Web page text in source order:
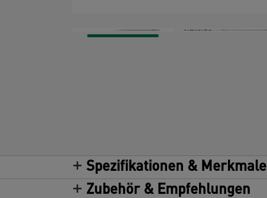
Spezifikationen & Merkmale
Zubehör & Empfehlungen